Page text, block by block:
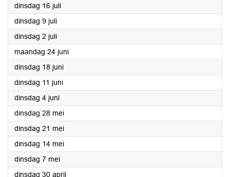
dinsdag 16 juli2024
dinsdag 9 juli2024
dinsdag 2 juli2024
maandag 24 juni2024
dinsdag 18 juni2024
dinsdag 11 juni2024
dinsdag 4 juni2024
dinsdag 28 mei2024
dinsdag 21 mei2024
dinsdag 14 mei2024
dinsdag 7 mei2024
dinsdag 30 april2024